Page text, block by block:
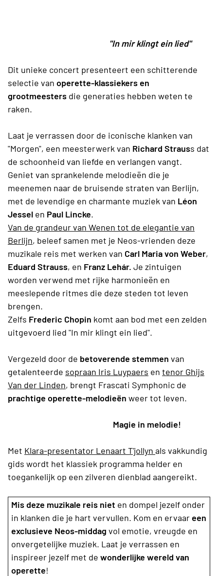
"In mir klingt ein lied"
Dit unieke concert presenteert een schitterende
selectie van operette-klassiekers en
grootmeesters die generaties hebben weten te
raken.
Laat je verrassen door de iconische klanken van
"Morgen", een meesterwerk van Richard Strauss dat
de schoonheid van liefde en verlangen vangt.
Geniet van sprankelende melodieën die je
meenemen naar de bruisende straten van Berlijn,
met de levendige en charmante muziek van Léon
Jessel en Paul Lincke.
Van de grandeur van Wenen tot de elegantie van
Berlijn, beleef samen met je Neos-vrienden deze
muzikale reis met werken van Carl Maria von Weber,
Eduard Strauss, en Franz Lehár. Je zintuigen
worden verwend met rijke harmonieën en
meeslepende ritmes die deze steden tot leven
brengen.
Zelfs Frederic Chopin komt aan bod met een zelden
uitgevoerd lied "In mir klingt ein lied".
Vergezeld door de betoverende stemmen van
getalenteerde sopraan Iris Luypaers en tenor Ghijs
Van der Linden, brengt Frascati Symphonic de
prachtige operette-melodieën weer tot leven.
Magie in melodie!
Met Klara-presentator Lenaart T'jollyn als vakkundig
gids wordt het klassiek programma helder en
toegankelijk op een zilveren dienblad aangereikt.
Mis deze muzikale reis niet en dompel jezelf onder
in klanken die je hart vervullen. Kom en ervaar een
exclusieve Neos-middag vol emotie, vreugde en
onvergetelijke muziek. Laat je verrassen en
inspireer jezelf met de wonderlijke wereld van
operette!